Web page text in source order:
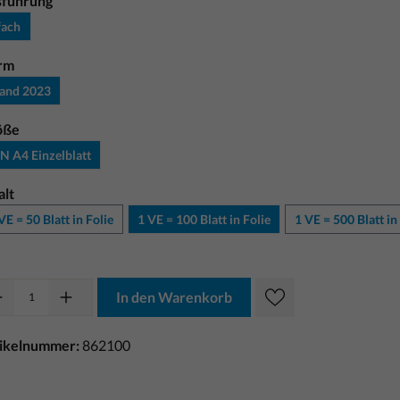
2023
A4 Einzelblatt
= 50 Blatt in Folie 1 VE = 100 Blatt in Folie 1 VE = 500 Blatt
In den Warenkorb
862100